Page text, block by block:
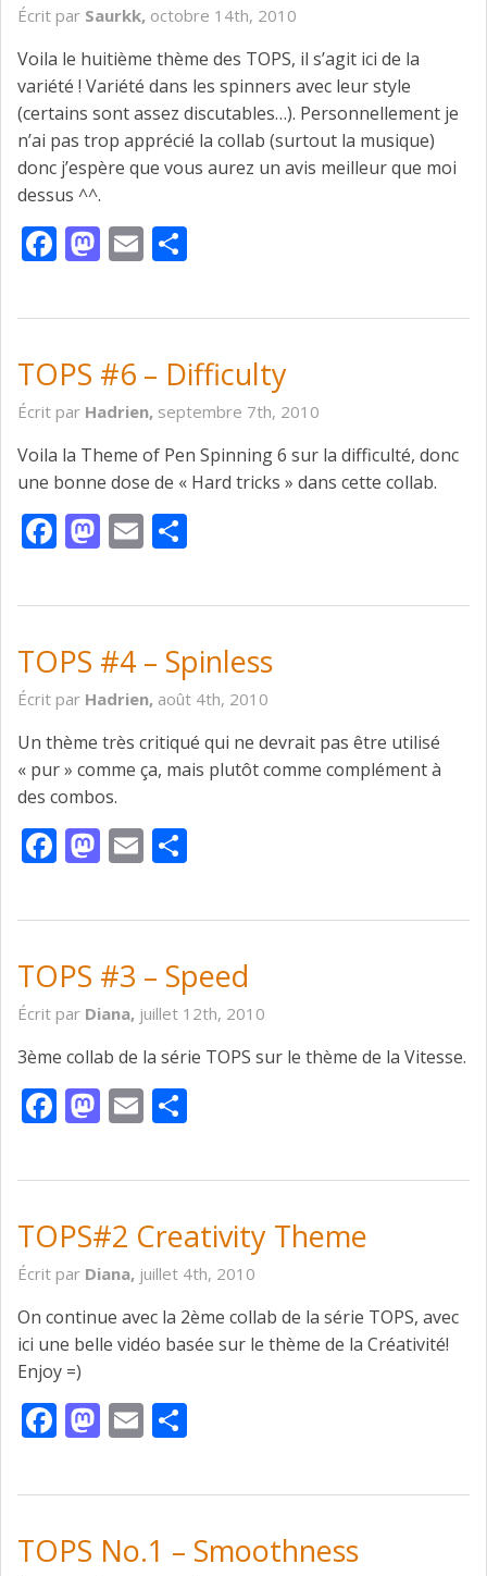
Écrit par Saurkk, octobre 14th, 2010
Voila le huitième thème des TOPS, il s’agit ici de la
variété ! Variété dans les spinners avec leur style
(certains sont assez discutables…). Personnellement je
n’ai pas trop apprécié la collab (surtout la musique)
donc j’espère que vous aurez un avis meilleur que moi
dessus ^^.
Facebook
Mastodon
Email
TOPS #6 – Difficulty
Écrit par Hadrien, septembre 7th, 2010
Voila la Theme of Pen Spinning 6 sur la difficulté, donc
une bonne dose de « Hard tricks » dans cette collab.
Facebook
Mastodon
Email
TOPS #4 – Spinless
Écrit par Hadrien, août 4th, 2010
Un thème très critiqué qui ne devrait pas être utilisé
« pur » comme ça, mais plutôt comme complément à
des combos.
Facebook
Mastodon
Email
TOPS #3 – Speed
Écrit par Diana, juillet 12th, 2010
3ème collab de la série TOPS sur le thème de la Vitesse.
Facebook
Mastodon
Email
TOPS#2 Creativity Theme
Écrit par Diana, juillet 4th, 2010
On continue avec la 2ème collab de la série TOPS, avec
ici une belle vidéo basée sur le thème de la Créativité!
Enjoy =)
Facebook
Mastodon
Email
TOPS No.1 – Smoothness